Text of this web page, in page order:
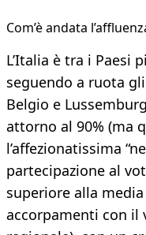
Com’è andata
L’Italia è tra i Paesi
seguendo a ruota
Belgio e
attorno al 90% (ma
l’affezionatissima
partecipazione al
superiore alla
accorpamenti con